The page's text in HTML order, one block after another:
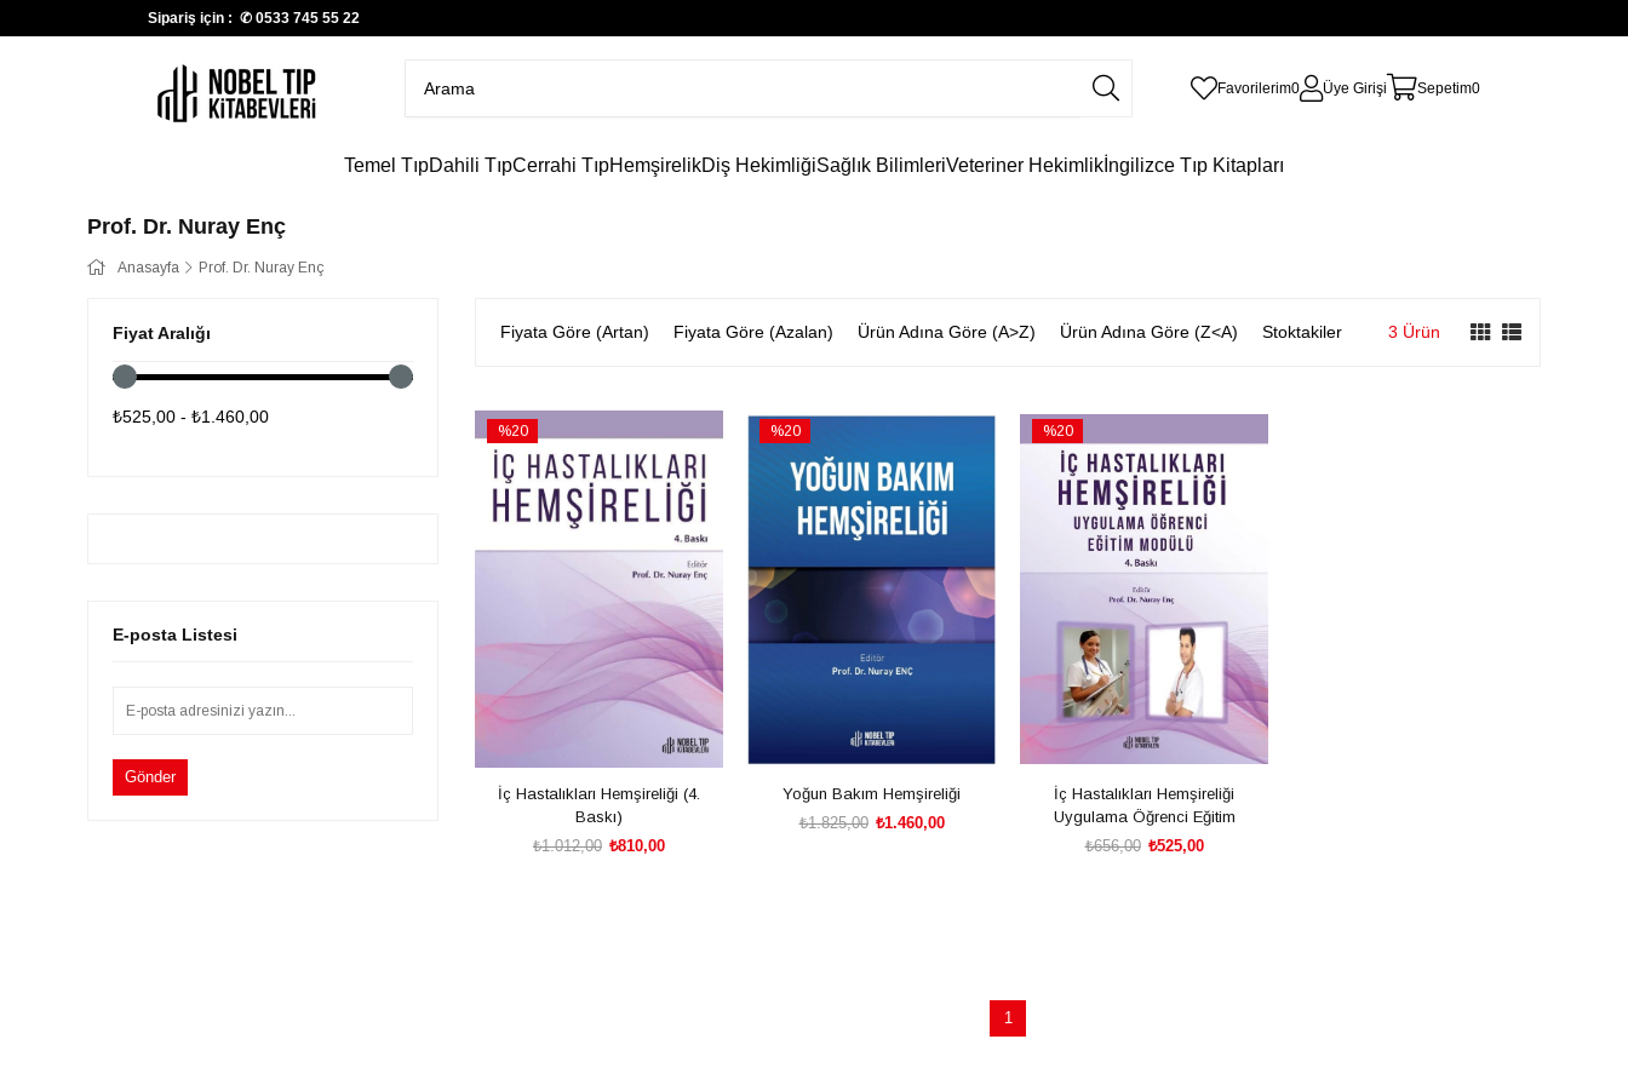
Sipariş için : ✆ 0533 745 55 22
Favorilerim0 Üye Girişi Sepetim0
Temel TıpDahili TıpCerrahi TıpHemşirelikDiş HekimliğiSağlık BilimleriVeteriner Hekimlik İngilizce Tıp Kitapları
Prof. Dr. Nuray Enç
Anasayfa Prof. Dr. Nuray Enç
Fiyat Aralığı
₺525,00 - ₺1.460,00
E-posta Listesi
Gönder
Fiyata Göre (Artan) Fiyata Göre (Azalan) Ürün Adına Göre (A>Z) Ürün Adına Göre (Z<A) Stoktakiler 3 Ürün
%20
İndirim
%20İndirim
İç Hastalıkları Hemşireliği (4.
Baskı)
₺810,00
₺1.012,00
%20
%20İndirim
Yoğun Bakım Hemşireliği
₺1.460,00
₺1.825,00
%20
İndirim
%20İndirim
İç Hastalıkları Hemşireliği
Uygulama Öğrenci Eğitim
Modülü₺525,00
₺656,00
1